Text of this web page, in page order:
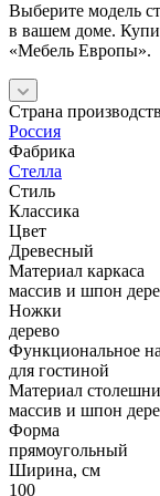
Выберите модель
в вашем доме.
«Мебель Европы».
Страна
Россия
Фабрика
Стелла
Стиль
Классика
Цвет
Древесный
Материал каркаса
массив и шпон
Ножки
дерево
Функциональное
для гостиной
Материал
массив и шпон
Форма
прямоугольный
Ширина, см
100